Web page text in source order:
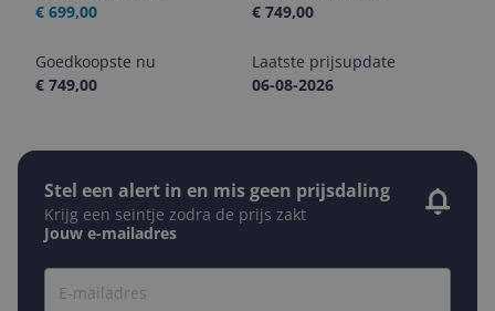
€ 699,00
€ 749,00
Goedkoopste nu
€ 749,00
Laatste prijsupdate
06-08-2026
Stel een alert in en mis geen prijsdaling
Krijg een seintje zodra de prijs zakt
Jouw e-mailadres